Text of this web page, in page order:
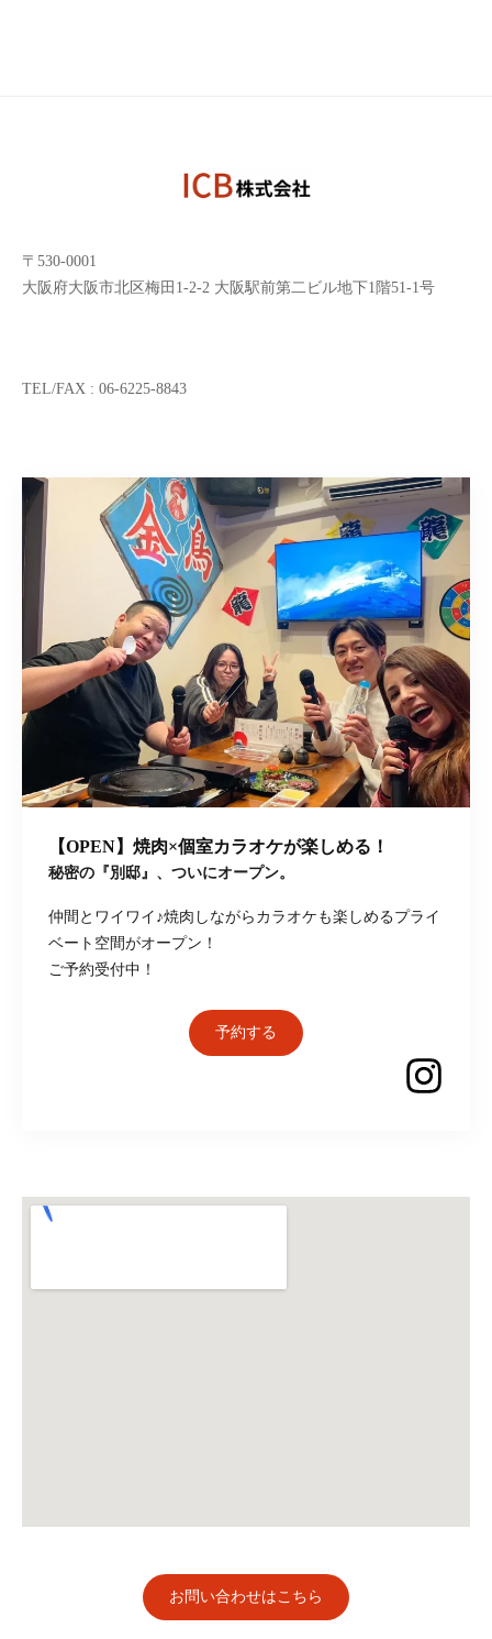
〒530-0001
大阪府大阪市北区梅田1-2-2 大阪駅前第二ビル地下1階51-1号
TEL/FAX : 06-6225-8843
【OPEN】焼肉×個室カラオケが楽しめる！
秘密の『別邸』、ついにオープン。
仲間とワイワイ♪焼肉しながらカラオケも楽しめるプライ
ベート空間がオープン！
ご予約受付中！
予約する
お問い合わせはこちら